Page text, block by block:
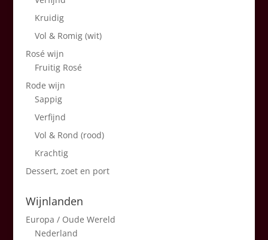
Kruidig
Vol & Romig (wit)
Rosé wijn
Fruitig Rosé
Rode wijn
Sappig
Verfijnd
Vol & Rond (rood)
Krachtig
Dessert, zoet en port
Wijnlanden
Europa / Oude Wereld
Nederland